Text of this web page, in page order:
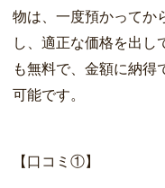
物は、一度預かってか
し、適正な価格を出し
も無料で、金額に納得
可能です。
【口コミ①】